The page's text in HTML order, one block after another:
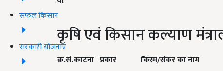
सफल किसान
सरकारी योजनाएंकृषि एवं किसान कल्याण
क्र.सं.काटना प्रकार किस्म/संकर का नाम